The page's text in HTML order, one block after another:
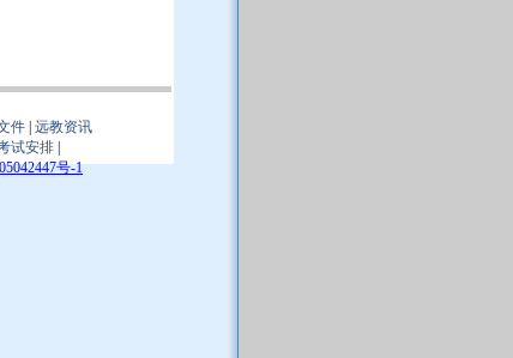
件 远教资讯
试安排
号-1